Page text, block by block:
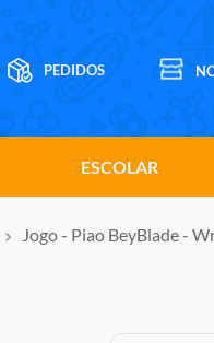
ESCOLAR
Jogo - Piao BeyBlade -